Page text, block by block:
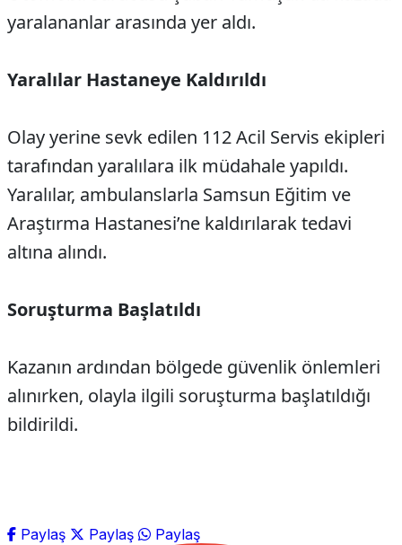
yaralananlar arasında yer aldı.
Yaralılar Hastaneye Kaldırıldı
Olay yerine sevk edilen 112 Acil Servis ekipleri
tarafından yaralılara ilk müdahale yapıldı.
Yaralılar, ambulanslarla Samsun Eğitim ve
Araştırma Hastanesi’ne kaldırılarak tedavi
altına alındı.
Soruşturma Başlatıldı
Kazanın ardından bölgede güvenlik önlemleri
alınırken, olayla ilgili soruşturma başlatıldığı
bildirildi.
Paylaş Paylaş Paylaş